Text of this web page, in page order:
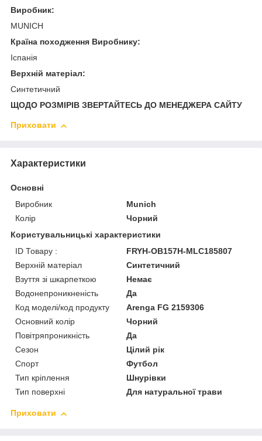
Виробник:
MUNICH
Країна походження Виробнику:
Іспанія
Верхній матеріал:
Синтетичний
ЩОДО РОЗМІРІВ ЗВЕРТАЙТЕСЬ ДО МЕНЕДЖЕРА САЙТУ
Приховати
Характеристики
Основні
Виробник
Munich
Колір
Чорний
Користувальницькі характеристики
ID Товару :
FRYH-OB157H-MLC185807
Верхній матеріал
Синтетичний
Взуття зі шкарпеткою
Немає
Водонепроникненість
Да
Код моделі/код продукту
Arenga FG 2159306
Основний колір
Чорний
Повітряпроникність
Да
Сезон
Цілий рік
Спорт
Футбол
Тип кріплення
Шнурівки
Тип поверхні
Для натуральної трави
Приховати